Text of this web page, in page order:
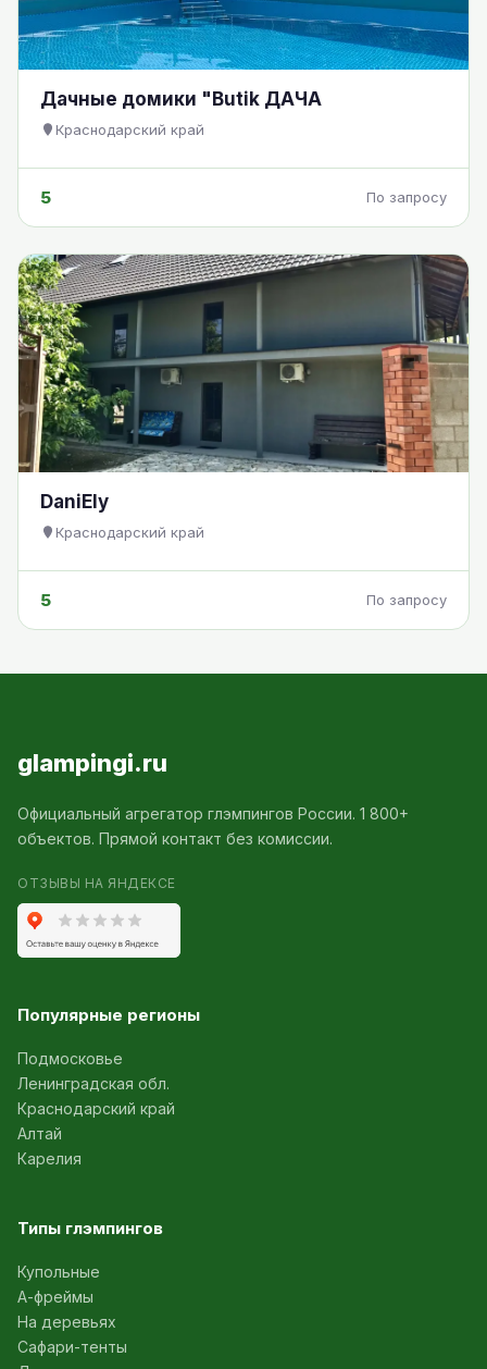
Дачные домики "Butik ДАЧА
Краснодарский край
5 По запросу
DaniEly
Краснодарский край
5 По запросу
glampingi.ru
Официальный агрегатор глэмпингов России. 1 800+
объектов. Прямой контакт без комиссии.
ОТЗЫВЫ НА ЯНДЕКСЕ
Популярные регионы
Подмосковье
Ленинградская обл.
Краснодарский край
Алтай
Карелия
Типы глэмпингов
Купольные
А-фреймы
На деревьях
Сафари-тенты